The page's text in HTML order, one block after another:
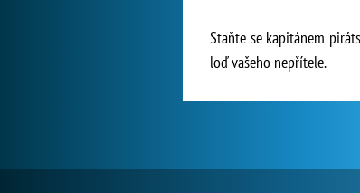
Staňte se kapitánem
loď vašeho nepřítele.